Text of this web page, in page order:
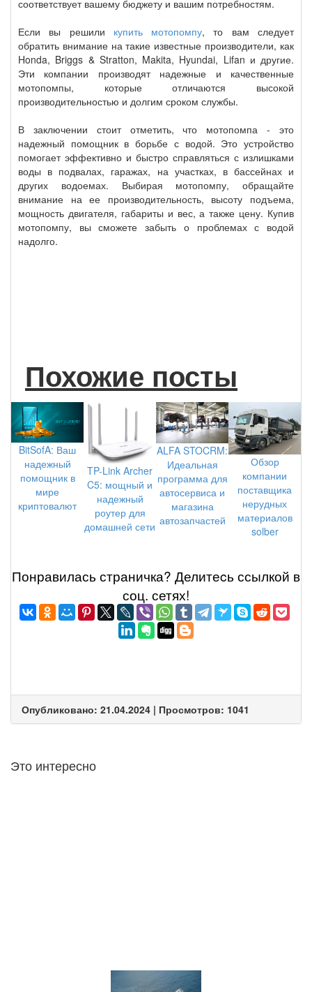
соответствует вашему бюджету и вашим потребностям.
Если вы решили купить мотопомпу, то вам следует
обратить внимание на такие известные производители, как
Honda, Briggs & Stratton, Makita, Hyundai, Lifan и другие.
Эти компании производят надежные и качественные
мотопомпы, которые отличаются высокой
производительностью и долгим сроком службы.
В заключении стоит отметить, что мотопомпа - это
надежный помощник в борьбе с водой. Это устройство
помогает эффективно и быстро справляться с излишками
воды в подвалах, гаражах, на участках, в бассейнах и
других водоемах. Выбирая мотопомпу, обращайте
внимание на ее производительность, высоту подъема,
мощность двигателя, габариты и вес, а также цену. Купив
мотопомпу, вы сможете забыть о проблемах с водой
надолго.
Похожие посты
BitSofA: Ваш
надежный
помощник в
мире
криптовалют
TP-Link Archer
C5: мощный и
надежный
роутер для
домашней сети
ALFA STOCRM:
Идеальная
программа для
автосервиса и
магазина
автозапчастей
Обзор
компании
поставщика
нерудных
материалов
solber
Понравилась страничка? Делитеcь ссылкой в
соц. сетях!
Опубликовано: 21.04.2024 | Просмотров: 1041
Это интересно